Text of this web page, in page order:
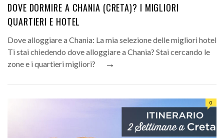
DOVE DORMIRE A CHANIA (CRETA)? I MIGLIORI
QUARTIERI E HOTEL
Dove alloggiare a Chania: La mia selezione delle migliori hotel
Ti stai chiedendo dove alloggiare a Chania? Stai cercando le
zone e i quartieri migliori?
→
0